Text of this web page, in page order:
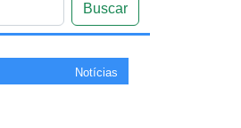
Buscar
Notícias